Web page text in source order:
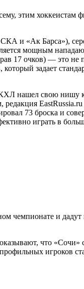
этим хоккеистам
СКА и «Ак Барса»),
мощным
17 очков) — это не
задает
нашел свою нишу
73 броска и
играть в
чемпионате и
что «Сочи»
игроков